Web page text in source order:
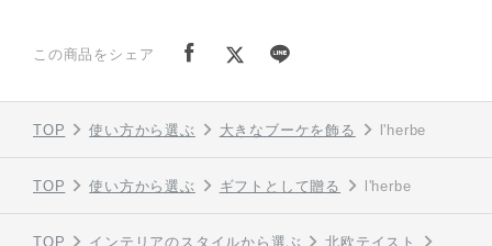
この商品をシェア
TOP 使い方から選ぶ 大きなブーケを飾る l'herbe
TOP 使い方から選ぶ ギフトとして贈る l'herbe
TOP インテリアのスタイルから選ぶ
北欧テイスト